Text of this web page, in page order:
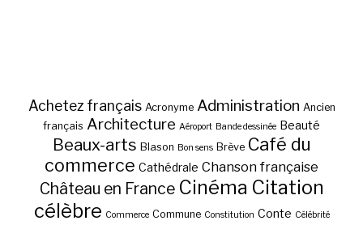
Achetez français Acronyme Administration Ancien
français Architecture Aéroport Bande dessinée Beauté
Beaux-arts Blason Bon sens Brève Café du
commerce Cathédrale Chanson française
Château en France Cinéma Citation
célèbre Commerce Commune Constitution Conte Célébrité